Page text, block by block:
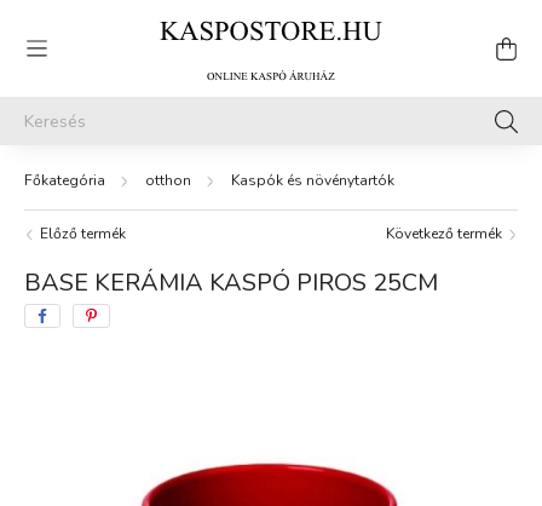
otthon Kaspók és növénytartók
Előző termék Következő termék
BASE KERÁMIA KASPÓ PIROS 25CM